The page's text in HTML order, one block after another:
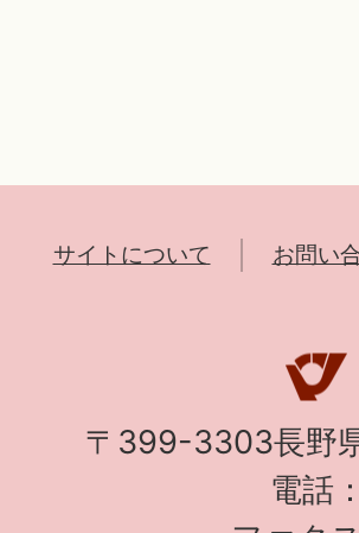
サイトについて お問い
〒399-3303長野
電話